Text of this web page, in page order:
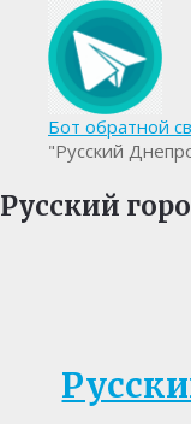
Бот обратной
"Русский
Русский